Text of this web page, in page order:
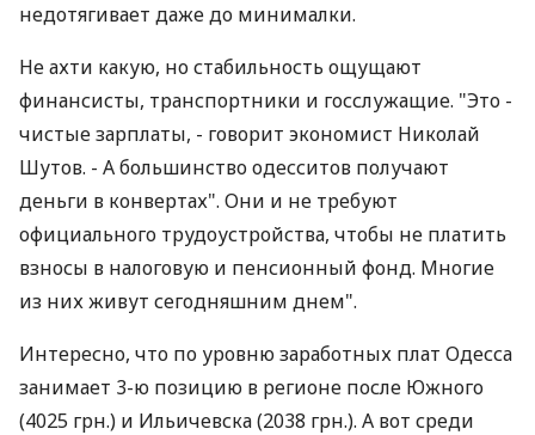
недотягивает даже до минималки.
Не ахти какую, но стабильность ощущают
финансисты, транспортники и госслужащие. "Это -
чистые зарплаты, - говорит экономист Николай
Шутов. - А большинство одесситов получают
деньги в конвертах". Они и не требуют
официального трудоустройства, чтобы не платить
взносы в налоговую и пенсионный фонд. Многие
из них живут сегодняшним днем".
Интересно, что по уровню заработных плат Одесса
занимает 3-ю позицию в регионе после Южного
(4025 грн.) и Ильичевска (2038 грн.). А вот среди